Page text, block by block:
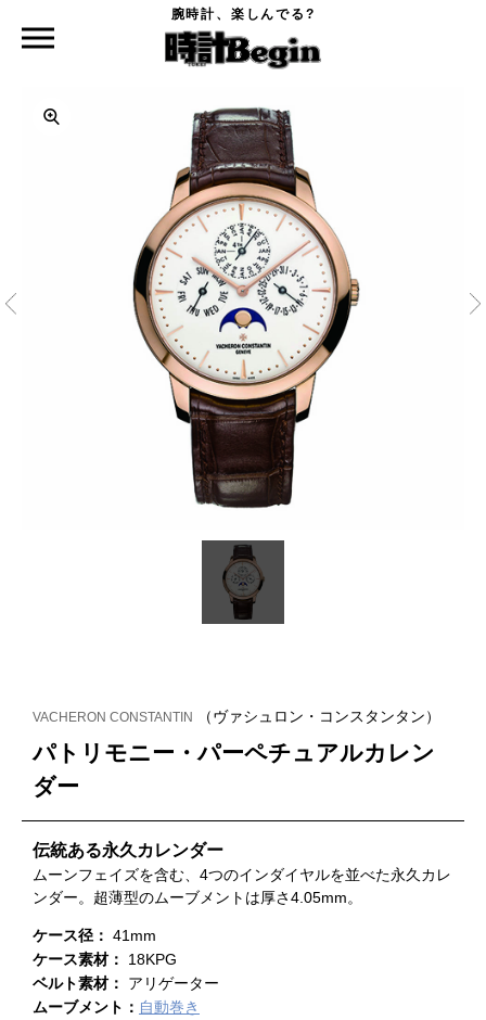
腕時計、楽しんでる?
VACHERON CONSTANTIN
パトリモニー・パーペチュアルカレンダー
VACHERON CONSTANTIN （ヴァシュロン・コンスタンタン）
パトリモニー・パーペチュアルカレン
ダー
伝統ある永久カレンダー
ムーンフェイズを含む、4つのインダイヤルを並べた永久カレ
ンダー。超薄型のムーブメントは厚さ4.05mm。
ケース径： 41mm
ケース素材： 18KPG
ベルト素材： アリゲーター
ムーブメント： 自動巻き